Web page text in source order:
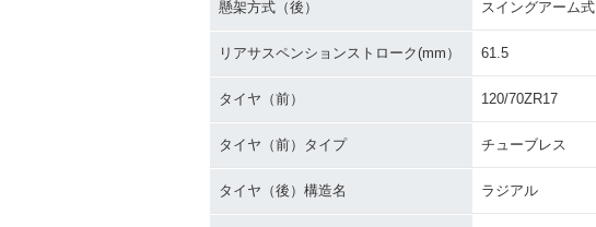
懸架方式（後） スイングアーム式
リアサスペンションストローク(mm） 61.5
タイヤ（前） 120/70ZR17
タイヤ（前）タイプ チューブレス
タイヤ（後）構造名 ラジアル